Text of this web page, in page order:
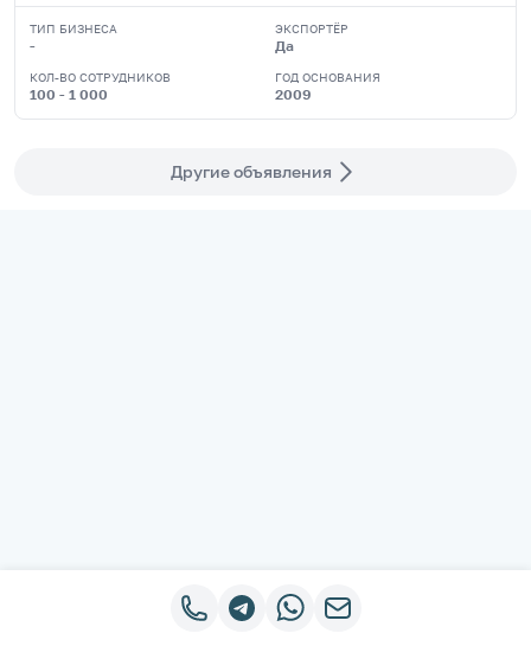
ТИП БИЗНЕСА
-
ЭКСПОРТЁР
Да
КОЛ-ВО СОТРУДНИКОВ
100 - 1 000
ГОД ОСНОВАНИЯ
2009
Другие объявления